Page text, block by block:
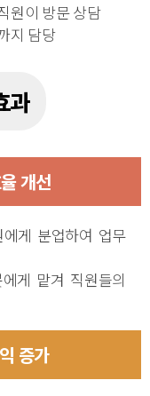
원이 방문 상담
지 담당
과
개선
게 분업하여 업무
게 맡겨 직원들의
증가